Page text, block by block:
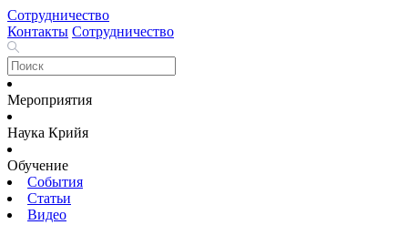
Сотрудничество
Контакты Сотрудничество
Мероприятия
Наука Крийя
Обучение
События
Статьи
Видео